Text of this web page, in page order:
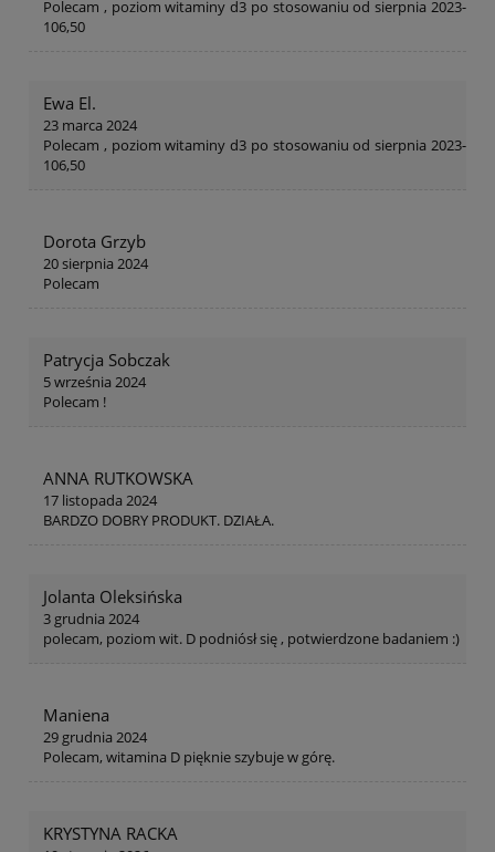
Polecam , poziom witaminy d3 po stosowaniu od sierpnia 2023-
106,50
Ewa El.
23 marca 2024
Polecam , poziom witaminy d3 po stosowaniu od sierpnia 2023-
106,50
Dorota Grzyb
20 sierpnia 2024
Polecam
Patrycja Sobczak
5 września 2024
Polecam !
ANNA RUTKOWSKA
17 listopada 2024
BARDZO DOBRY PRODUKT. DZIAŁA.
Jolanta Oleksińska
3 grudnia 2024
polecam, poziom wit. D podniósł się , potwierdzone badaniem :)
Maniena
29 grudnia 2024
Polecam, witamina D pięknie szybuje w górę.
KRYSTYNA RACKA